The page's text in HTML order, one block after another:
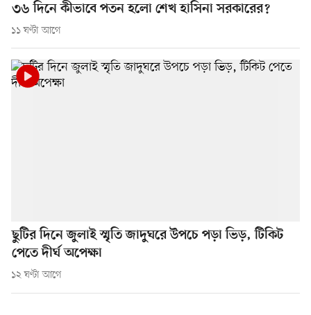
৩৬ দিনে কীভাবে পতন হলো শেখ হাসিনা সরকারের?
১১ ঘণ্টা আগে
ছুটির দিনে জুলাই স্মৃতি জাদুঘরে উপচে পড়া ভিড়, টিকিট
পেতে দীর্ঘ অপেক্ষা
১২ ঘণ্টা আগে